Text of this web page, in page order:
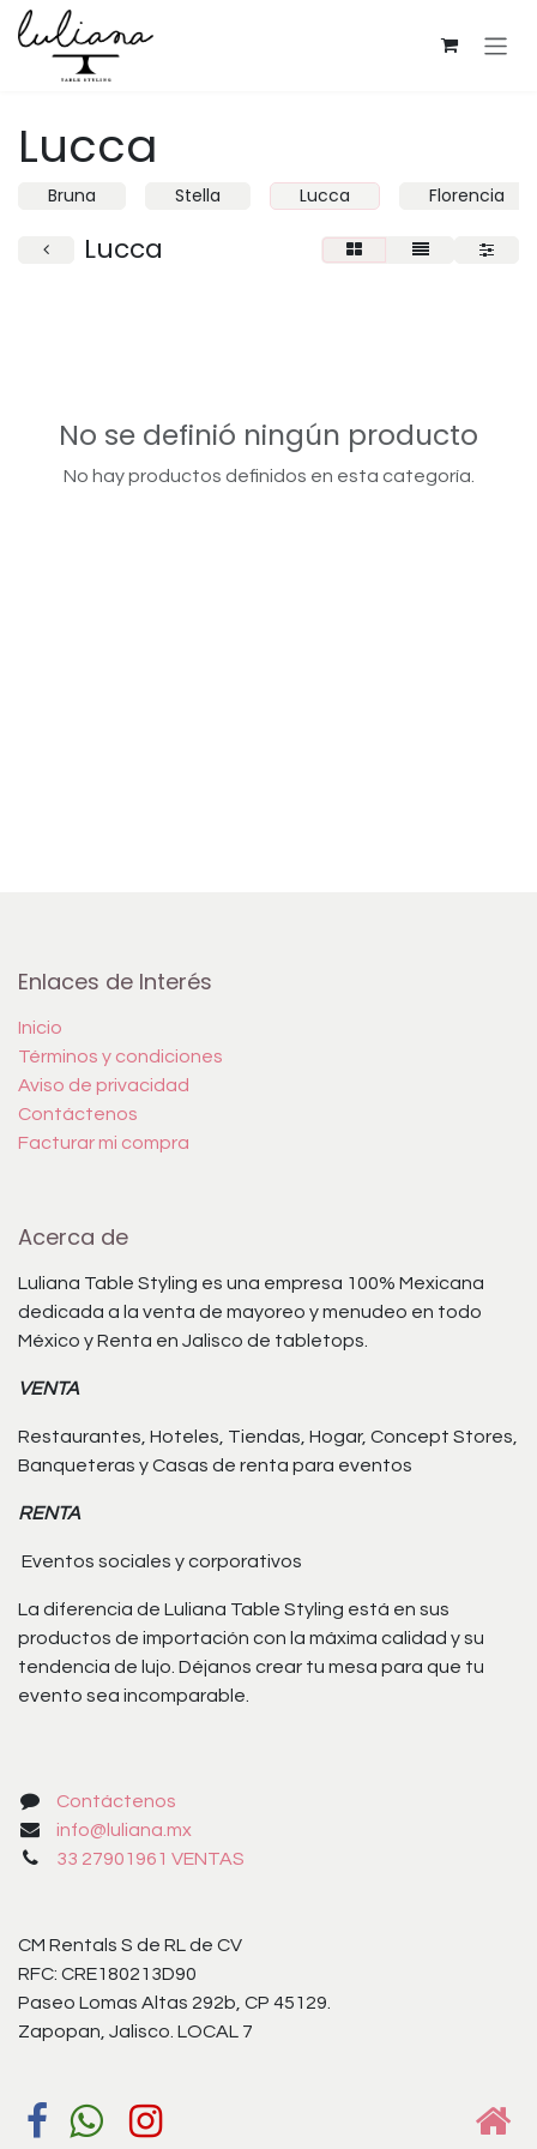
Ir al contenido
Lucca
Bruna Stella Lucca Florencia
Lucca
No se definió ningún producto
No hay productos definidos en esta categoría.
Enlaces de Interés
Inicio
Términos y condiciones
Aviso de privacidad
Contáctenos
Facturar mi compra
Acerca de
Luliana Table Styling es una empresa 100% Mexicana
dedicada a la venta de mayoreo y menudeo en todo
México y Renta en Jalisco de tabletops.
VENTA
Restaurantes, Hoteles, Tiendas, Hogar, Concept Stores,
Banqueteras y Casas de renta para eventos
RENTA
Eventos sociales y corporativos
La diferencia de Luliana Table Styling está en sus
productos de importación con la máxima calidad y su
tendencia de lujo. Déjanos crear tu mesa para que tu
evento sea incomparable.
Contáctenos
info@luliana.mx
33 27901961 VENTAS
CM Rentals S de RL de CV
RFC: CRE180213D90
Paseo Lomas Altas 292b, CP 45129.
Zapopan, Jalisco. LOCAL 7